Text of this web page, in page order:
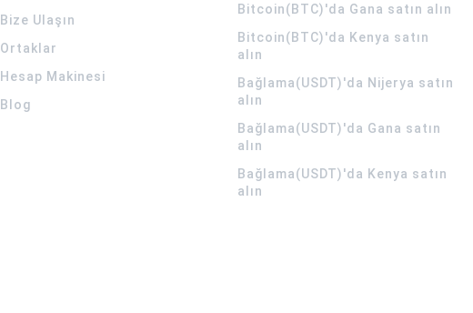
Bize Ulaşın
Ortaklar
Hesap Makinesi
Blog
Bitcoin(BTC)'da Gana satın alın
Bitcoin(BTC)'da Kenya satın
alın
Bağlama(USDT)'da Nijerya satın
alın
Bağlama(USDT)'da Gana satın
alın
Bağlama(USDT)'da Kenya satın
alın